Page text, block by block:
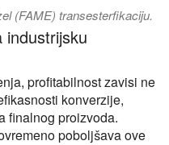
(FAME) transesterfikaciju.
industrijsku
profitabilnost zavisi ne
konverzije,
finalnog proizvoda.
poboljšava ove